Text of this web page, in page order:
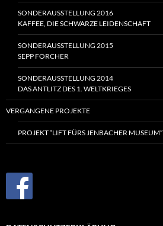
SONDERAUSSTELLUNG 2016
KAFFEE, DIE SCHWARZE LEIDENSCHAFT
SONDERAUSSTELLUNG 2015
SEPP FORCHER
SONDERAUSSTELLUNG 2014
DAS ANTLITZ DES 1. WELTKRIEGES
VERGANGENE PROJEKTE
PROJEKT “LIFT FÜRS JENBACHER MUSEUM”